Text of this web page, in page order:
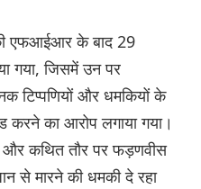
एफआईआर के बाद 29
गया, जिसमें उन पर
टिप्पणियों और धमकियों के
का आरोप लगाया गया।
और कथित तौर पर फड़णवीस
से मारने की धमकी दे रहा